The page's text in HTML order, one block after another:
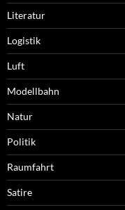
Literatur
Logistik
Luft
Modellbahn
Natur
Politik
Raumfahrt
Satire